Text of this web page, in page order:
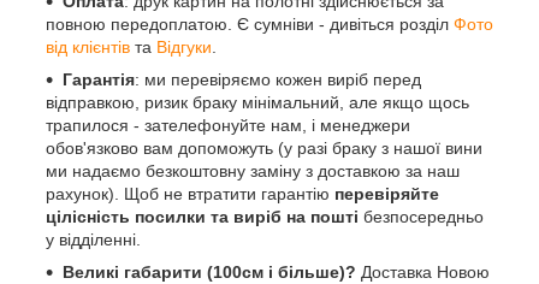
повною передоплатою. Є сумніви - дивіться розділ Фото
від клієнтів та Відгуки.
Гарантія: ми перевіряємо кожен виріб перед
відправкою, ризик браку мінімальний, але якщо щось
трапилося - зателефонуйте нам, і менеджери
обов'язково вам допоможуть (у разі браку з нашої вини
ми надаємо безкоштовну заміну з доставкою за наш
рахунок). Щоб не втратити гарантію перевіряйте
цілісність посилки та виріб на пошті безпосередньо
у відділенні.
Великі габарити (100см і більше)? Доставка Новою